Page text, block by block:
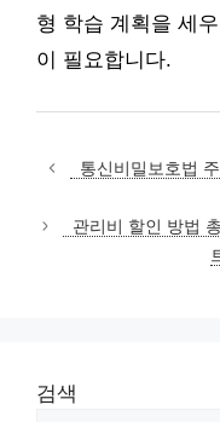
형 학습 계획을 세
이 필요합니다.
통신비밀보호법
관리비 할인 방법
검색